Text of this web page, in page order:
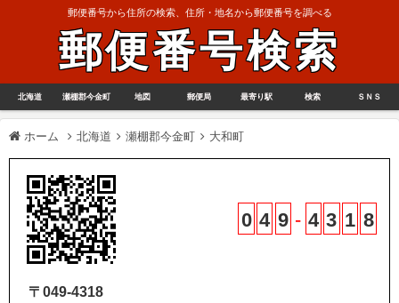
郵便番号から住所の検索、住所・地名から郵便番号を調べる
郵便番号検索
北海道 瀬棚郡今金町 地図 郵便局 最寄り駅 検索 ＳＮＳ
ホーム 北海道 瀬棚郡今金町 大和町
0 4 9 - 4 3 1 8
〒049-4318